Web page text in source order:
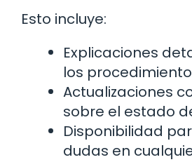
Esto incluye:
Explicaciones
los
Actualizaciones
sobre el estado
Disponibilidad
dudas en